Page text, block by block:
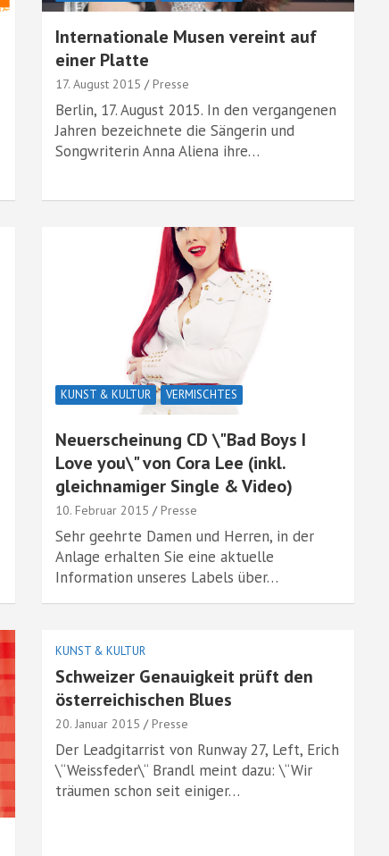
Internationale Musen vereint auf
einer Platte
17. August 2015 Presse
Berlin, 17. August 2015. In den vergangenen
Jahren bezeichnete die Sängerin und
Songwriterin Anna Aliena ihre…
KUNST & KULTUR VERMISCHTES
Neuerscheinung CD \"Bad Boys I
Love you\" von Cora Lee (inkl.
gleichnamiger Single & Video)
10. Februar 2015 Presse
Sehr geehrte Damen und Herren, in der
Anlage erhalten Sie eine aktuelle
Information unseres Labels über…
KUNST & KULTUR
Schweizer Genauigkeit prüft den
österreichischen Blues
20. Januar 2015 Presse
Der Leadgitarrist von Runway 27, Left, Erich
\“Weissfeder\“ Brandl meint dazu: \“Wir
träumen schon seit einiger…